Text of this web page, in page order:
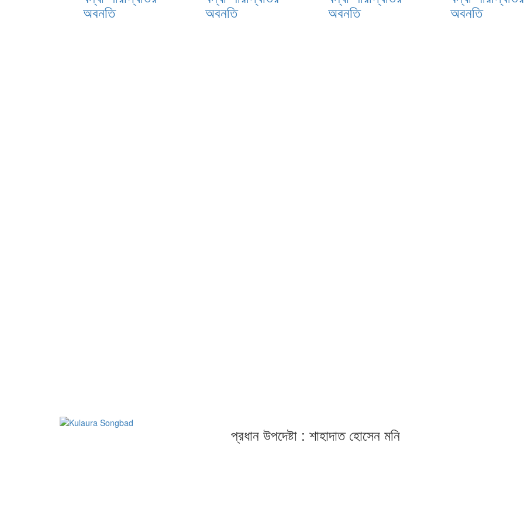
অবনতি অবনতি অবনতি অবনতি
প্রধান উপদেষ্টা : শাহাদাত হোসেন মনি